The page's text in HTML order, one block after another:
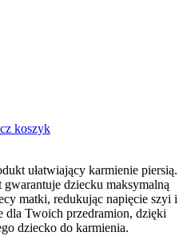
koszyk
ułatwiający karmienie piersią.
dziecku maksymalną
matki, redukując napięcie szyi i
dla Twoich przedramion, dzięki
dziecko do karmienia.